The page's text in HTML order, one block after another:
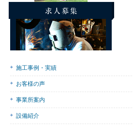
施工事例・実績
お客様の声
事業所案内
設備紹介